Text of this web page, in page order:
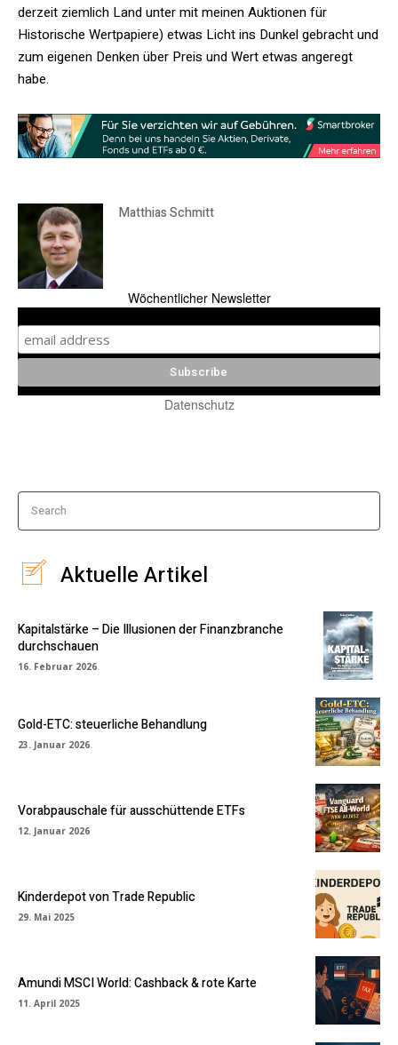
derzeit ziemlich Land unter mit meinen Auktionen für
Historische Wertpapiere) etwas Licht ins Dunkel gebracht und
zum eigenen Denken über Preis und Wert etwas angeregt
habe.
Matthias Schmitt
Wöchentlicher Newsletter
Datenschutz
Search
Aktuelle Artikel
Kapitalstärke – Die Illusionen der Finanzbranche
durchschauen
16. Februar 2026
Gold-ETC: steuerliche Behandlung
23. Januar 2026
Vorabpauschale für ausschüttende ETFs
12. Januar 2026
Kinderdepot von Trade Republic
29. Mai 2025
Amundi MSCI World: Cashback & rote Karte
11. April 2025